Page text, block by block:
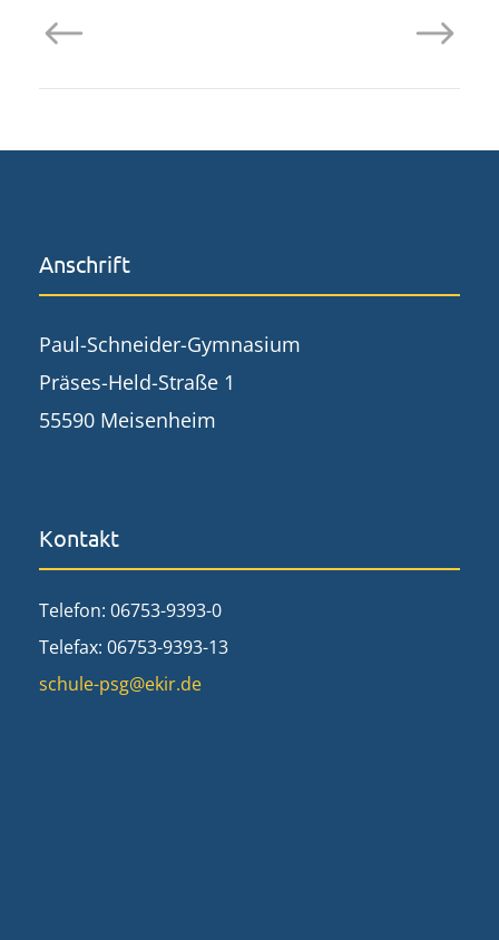
Anschrift
Paul-Schneider-Gymnasium
Präses-Held-Straße 1
55590 Meisenheim
Kontakt
Telefon: 06753-9393-0
Telefax: 06753-9393-13
schule-psg@ekir.de